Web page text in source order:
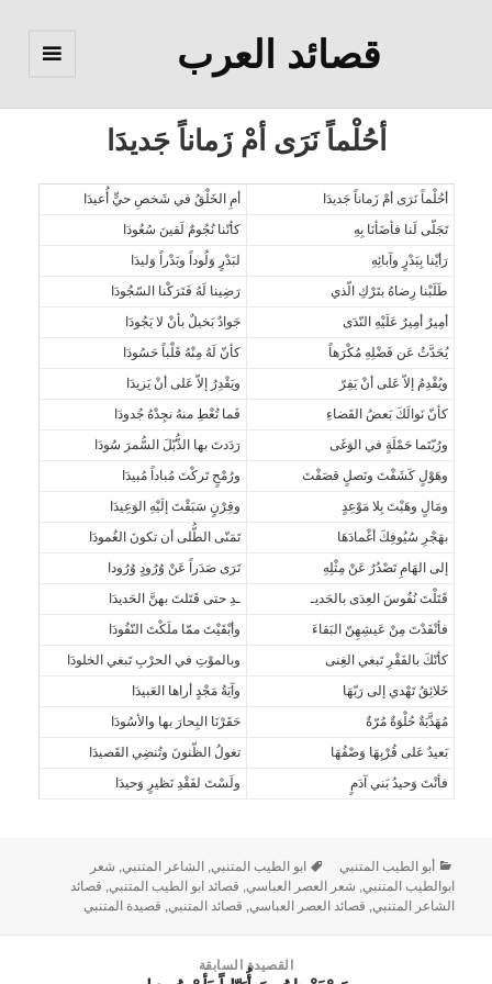
قصائد العرب
أحُلْماً نَرَى أمْ زَماناً جَديدَا
أحُلْماً نَرَى أمْ زَماناً جَديدَا
أمِ الخَلْقُ في شَخصِ حيٍّ أُعيدَا
تَجَلّى لَنا فأضَأنَا بِهِ
كأنّنا نُجُومٌ لَقينَ سُعُودَا
رَأيْنا بِبَدْرٍ وآبائِهِ
لبَدْرٍ وَلُوداً وبَدْراً وَليدَا
طَلَبْنا رِضاهُ بتَرْكِ الّذي
رَضِينا لَهُ فَتَرَكْنا السّجُودَا
أمِيرٌ أمِيرٌ عَلَيْهِ النّدَى
جَوادٌ بَخيلٌ بأنْ لا يَجُودَا
يُحَدَّثُ عَن فَضْلِهِ مُكْرَهاً
كأنّ لَهُ مِنْهُ قَلْباً حَسُودَا
ويُقْدِمُ إلاّ عَلى أنْ يَفِرّ
ويَقْدِرُ إلاّ عَلى أنْ يَزيدَا
كأنّ نَوالَكَ بَعضُ القَضاءِ
فَما تُعْطِ منهُ نجِدْهُ جُدودَا
ورُبّتَما حَمْلَةٍ في الوَغَى
رَدَدتَ بها الذُّبّلَ السُّمرَ سُودَا
وهَوْلٍ كَشَفْتَ ونَصلٍ قصَفْتَ
ورُمْحٍ تَركْتَ مُباداً مُبيدَا
ومَالٍ وهَبْتَ بِلا مَوْعِدٍ
وقِرْنٍ سَبَقْتَ إلَيْهِ الوَعِيدَا
بهَجْرِ سُيُوفِكَ أغْمادَهَا
تَمَنّى الطُّلى أن تكونَ الغُمودَا
إلى الهَامِ تَصْدُرُ عَنْ مِثْلِهِ
تَرَى صَدَراً عَنْ وُرُودٍ وُرُودا
قَتَلْتَ نُفُوسَ العِدَى بالحَديـ
ـدِ حتى قَتَلتَ بهنَّ الحَديدَا
فأنْفَدْتَ مِنْ عَيشِهِنّ البَقاءَ
وأبْقَيْتَ ممّا ملَكْتَ النّفُودَا
كأنّكَ بالفَقْرِ تَبغي الغِنى
وبالموْتِ في الحرْبِ تَبغي الخلودَا
خَلائِقُ تَهْدي إلى رَبّهَا
وآيَةُ مَجْدٍ أراها العَبيدَا
مُهَذَّبَةٌ حُلْوَةٌ مُرّةٌ
حَقَرْنَا البِحارَ بها والأسُودَا
بَعيدٌ عَلى قُرْبِهَا وَصْفُهَا
تغولُ الظّنونَ وتُنضِي القَصيدَا
فأنْتَ وَحيدُ بَني آدَمٍ
ولَسْتَ لفَقْدِ نَظيرٍ وَحيدَا
أبو الطيب المتنبي ابو الطيب المتنبي, الشاعر المتنبي, شعر
ابوالطيب المتنبي, شعر العصر العباسي, قصائد ابو الطيب المتنبي, قصائد
الشاعر المتنبي, قصائد العصر العباسي, قصائد المتنبي, قصيدة المتنبي
القصيدة السابقة